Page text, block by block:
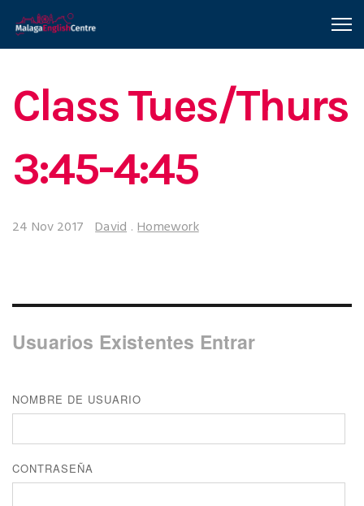
Class Tues/Thurs
3:45-4:45
24 Nov 2017 David . Homework
Usuarios Existentes Entrar
NOMBRE DE USUARIO
CONTRASEÑA